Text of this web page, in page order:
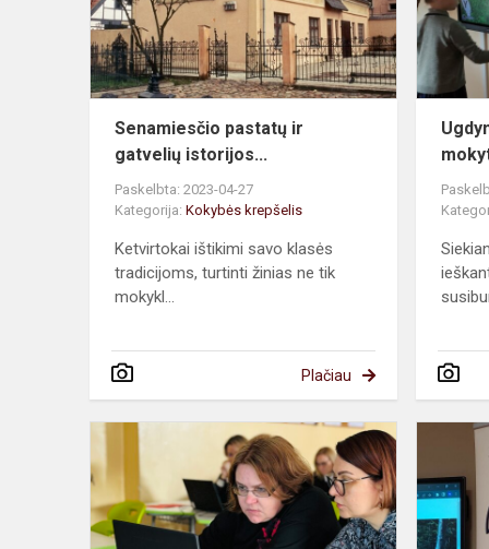
istorijos...
Senamiesčio pastatų ir
gatvelių istorijos...
Paskelbta: 2023-04-27
Kategorija: Kokybės krepšelis
Ketvirtokai ištikimi savo klasės
tradicijoms, turtinti žinias ne tik
mokykl...
Plačiau
pritaikymas
ugdymui
bei
poilsiui